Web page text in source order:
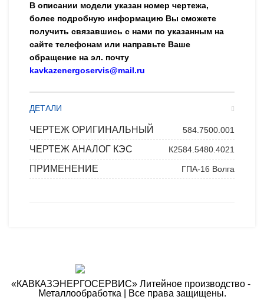
В описании модели указан номер чертежа,
более подробную информацию Вы сможете
получить связавшись с нами по указанным на
сайте телефонам или направьте Ваше
обращение на эл. почту
kavkazenergoservis@mail.ru
ДЕТАЛИ
ЧЕРТЕЖ ОРИГИНАЛЬНЫЙ 584.7500.001
ЧЕРТЕЖ АНАЛОГ КЭС К2584.5480.4021
ПРИМЕНЕНИЕ ГПА-16 Волга
«КАВКАЗЭНЕРГОСЕРВИС» ​Литейное производство - ​
Металлообработка | Все права защищены.